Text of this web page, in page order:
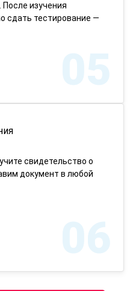
изучения
сдать тестирование —
05
свидетельство о
документ в любой
06